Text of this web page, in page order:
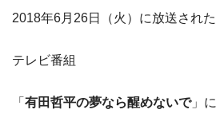
2018年6月26日（火）に放送された
テレビ番組
「 有田哲平の夢なら醒めないで」に